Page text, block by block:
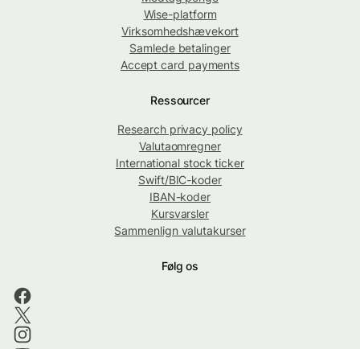
Wise-platform
Virksomhedshævekort
Samlede betalinger
Accept card payments
Ressourcer
Research privacy policy
Valutaomregner
International stock ticker
Swift/BIC-koder
IBAN-koder
Kursvarsler
Sammenlign valutakurser
Følg os